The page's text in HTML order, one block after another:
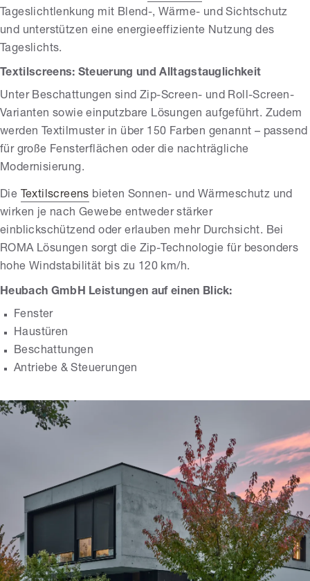
Tageslichtlenkung mit Blend-, Wärme- und Sichtschutz
und unterstützen eine energieeffiziente Nutzung des
Tageslichts.
Textilscreens: Steuerung und Alltagstauglichkeit
Unter Beschattungen sind Zip-Screen- und Roll-Screen-
Varianten sowie einputzbare Lösungen aufgeführt. Zudem
werden Textilmuster in über 150 Farben genannt – passend
für große Fensterflächen oder die nachträgliche
Modernisierung.
Die Textilscreens bieten Sonnen- und Wärmeschutz und
wirken je nach Gewebe entweder stärker
einblickschützend oder erlauben mehr Durchsicht. Bei
ROMA Lösungen sorgt die Zip-Technologie für besonders
hohe Windstabilität bis zu 120 km/h.
Heubach GmbH Leistungen auf einen Blick:
Fenster
Haustüren
Beschattungen
Antriebe & Steuerungen